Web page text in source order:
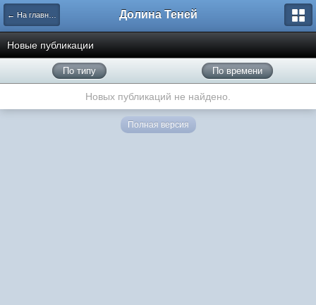
← На главную Долина Теней
Новые публикации
По типу По времени
Новых публикаций не найдено.
Полная версия